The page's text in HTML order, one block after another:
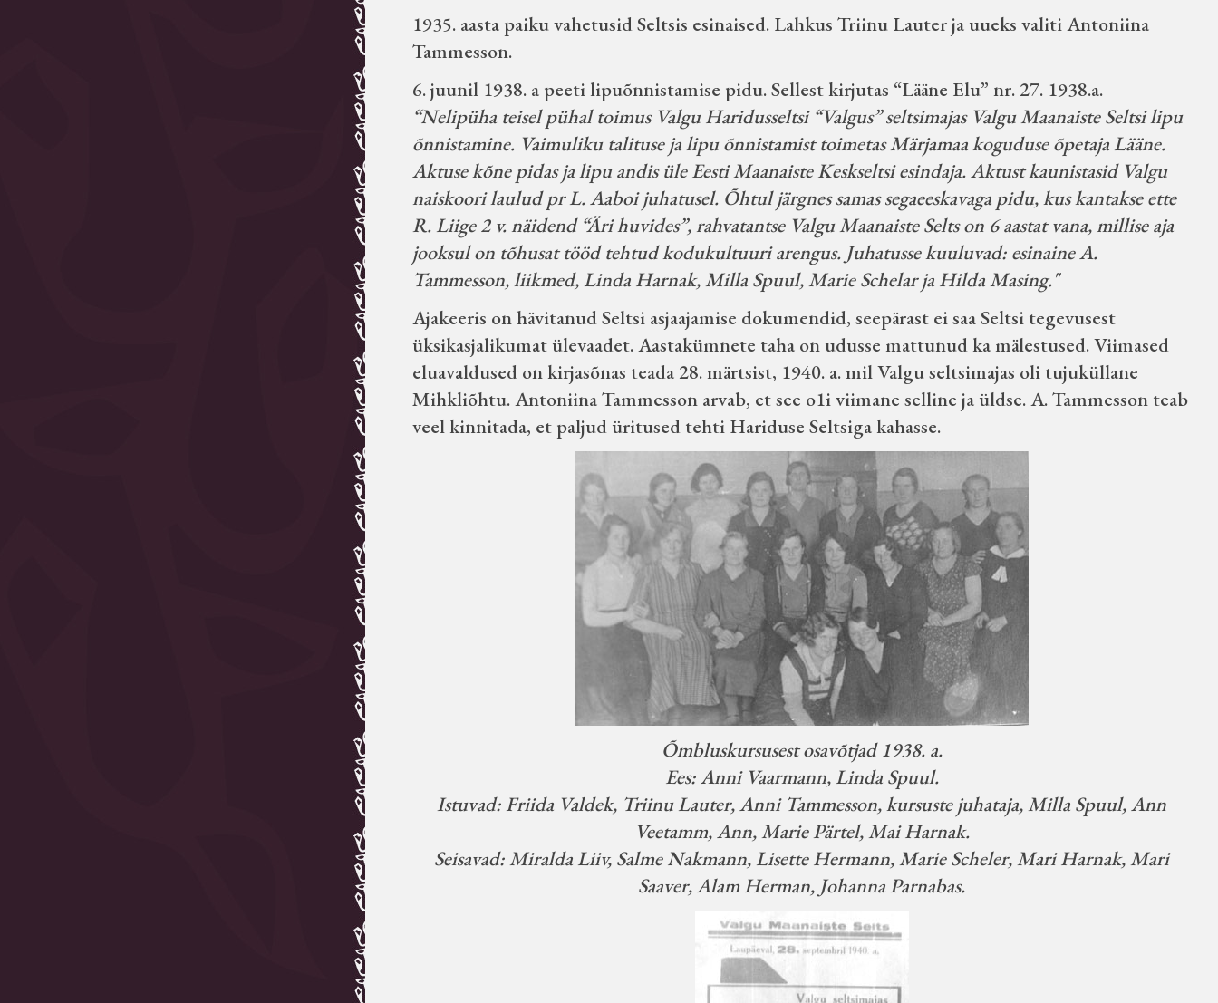
1935. aasta paiku vahetusid Seltsis esinaised. Lahkus Triinu Lauter ja uueks valiti Antoniina
Tammesson.
6. juunil 1938. a peeti lipuõnnistamise pidu. Sellest kirjutas “Lääne Elu” nr. 27. 1938.a.
“Nelipüha teisel pühal toimus Valgu Haridusseltsi “Valgus” seltsimajas Valgu Maanaiste Seltsi lipu
õnnistamine. Vaimuliku talituse ja lipu õnnistamist toimetas Märjamaa koguduse õpetaja Lääne.
Aktuse kõne pidas ja lipu andis üle Eesti Maanaiste Keskseltsi esindaja. Aktust kaunistasid Valgu
naiskoori laulud pr L. Aaboi juhatusel. Õhtul järgnes samas segaeeskavaga pidu, kus kantakse ette
R. Liige 2 v. näidend “Äri huvides”, rahvatantse Valgu Maanaiste Selts on 6 aastat vana, millise aja
jooksul on tõhusat tööd tehtud kodukultuuri arengus. Juhatusse kuuluvad: esinaine A.
Tammesson, liikmed, Linda Harnak, Milla Spuul, Marie Schelar ja Hilda Masing."
Ajakeeris on hävitanud Seltsi asjaajamise dokumendid, seepärast ei saa Seltsi tegevusest
üksikasjalikumat ülevaadet. Aastakümnete taha on udusse mattunud ka mälestused. Viimased
eluavaldused on kirjasõnas teada 28. märtsist, 1940. a. mil Valgu seltsimajas oli tujuküllane
Mihkliõhtu. Antoniina Tammesson arvab, et see o1i viimane selline ja üldse. A. Tammesson teab
veel kinnitada, et paljud üritused tehti Hariduse Seltsiga kahasse.
Õmbluskursusest osavõtjad 1938. a.
Ees: Anni Vaarmann, Linda Spuul.
Istuvad: Friida Valdek, Triinu Lauter, Anni Tammesson, kursuste juhataja, Milla Spuul, Ann
Veetamm, Ann, Marie Pärtel, Mai Harnak.
Seisavad: Miralda Liiv, Salme Nakmann, Lisette Hermann, Marie Scheler, Mari Harnak, Mari
Saaver, Alam Herman, Johanna Parnabas.